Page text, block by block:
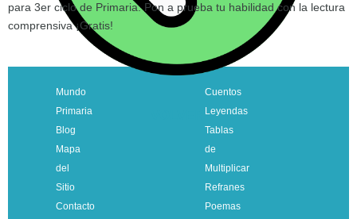
para 3er ciclo de Primaria. Pon a prueba tu habilidad con la lectura
comprensiva ¡Gratis!
Mundo
Primaria
Blog
Mapa
del
Sitio
Contacto
Cuentos
Leyendas
Tablas
de
Multiplicar
Refranes
Poemas